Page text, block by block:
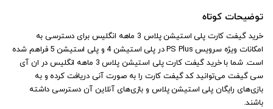
توضیحات کوتاه
خرید گیفت کارت پلی استیشن پلاس 3 ماهه انگلیس برای دسترسی به
امکانات ویژه سرویس PS Plus در پلی استیشن 4 و پلی استیشن 5 فراهم شده
است. شما با خرید گیفت کارت پلی استیشن پلاس 3 ماهه انگلیس در ان آی
سی گیفت می‌توانید کد گیفت کارت را به صورت آنی دریافت کرده و به
بازی‌های رایگان پلی استیشن پلاس و بازی‌های آنلاین آن دسترسی داشته
باشند.